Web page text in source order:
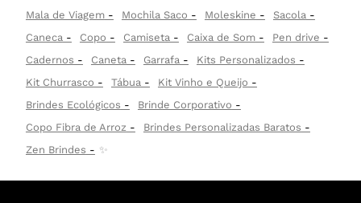
Mala de Viagem
Mochila Saco Moleskine
Sacola
Caneca
Copo Camiseta Caixa de Som
Pen drive
Cadernos
Caneta Garrafa
Kits Personalizados
Kit Churrasco
Tábua
Kit Vinho e Queijo
Brindes Ecológicos
Brinde Corporativo
Copo Fibra de Arroz
Brindes Personalizadas Baratos
Zen Brindes
✨